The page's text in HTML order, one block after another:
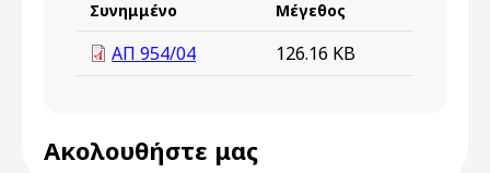
Συνημμένο Μέγεθος
ΑΠ 954/04 126.16 KB
Ακολουθήστε μας